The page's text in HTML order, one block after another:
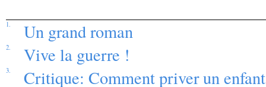
1. Un grand roman
2. Vive la guerre !
3. Critique: Comment priver un